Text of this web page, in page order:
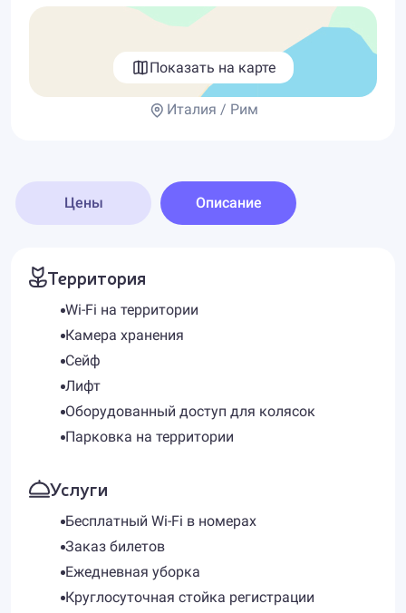
Показать на карте
Италия / Рим
Цены Описание
Территория
Wi-Fi на территории
Камера хранения
Сейф
Лифт
Оборудованный доступ для колясок
Парковка на территории
Услуги
Бесплатный Wi-Fi в номерах
Заказ билетов
Ежедневная уборка
Круглосуточная стойка регистрации